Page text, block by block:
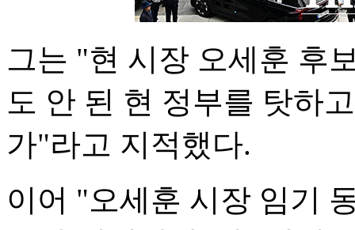
그는 "현 시장 오세훈 후
도 안 된 현 정부를 탓하
가"라고 지적했다.
이어 "오세훈 시장 임기